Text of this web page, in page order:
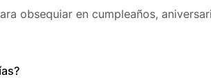
obsequiar en cumpleaños,